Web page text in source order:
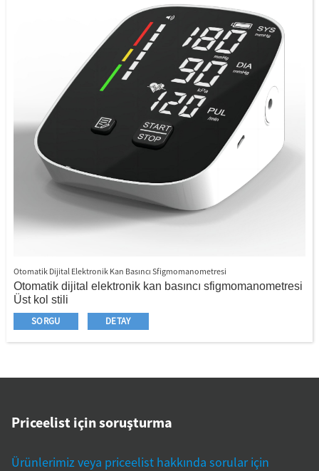
Otomatik Dijital Elektronik Kan Basıncı Sfigmomanometresi
Otomatik dijital elektronik kan basıncı sfigmomanometresi
Üst kol stili
Büyük LED dokunmatik ekran
Akıllı Ses Yayını
Otomatik ölçüm ve otomatik kapatma
SORGU DETAY
Priceelist için soruşturma
Ürünlerimiz veya priceelist hakkında sorular için